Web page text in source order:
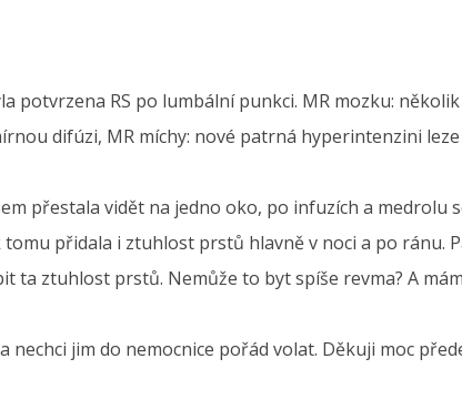
potvrzena RS po lumbální punkci. MR mozku:
difúzi, MR míchy: nové patrná hyperintenzini leze
přestala vidět na jedno oko, po infuzích a medrolu
přidala i ztuhlost prstů hlavně v noci a po ránu.
ta ztuhlost prstů. Nemůže to byt spíše revma? A
nechci jim do nemocnice pořád volat. Děkuji moc